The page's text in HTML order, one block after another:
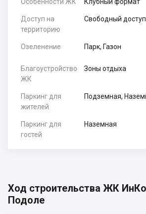
Особенности ЖК Клубный формат
Доступ на
территорию
Свободный
Озеленение Парк, Газон
Благоустройство
ЖК
Зоны отдыха
Паркинг для
жителей
Подземная,
Паркинг для
гостей
Наземная
Ход строительства ЖК
Подоле